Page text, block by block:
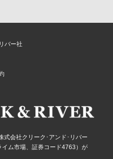
バー社
式会社クリーク･アンド･リバー
ム市場、証券コード4763）が